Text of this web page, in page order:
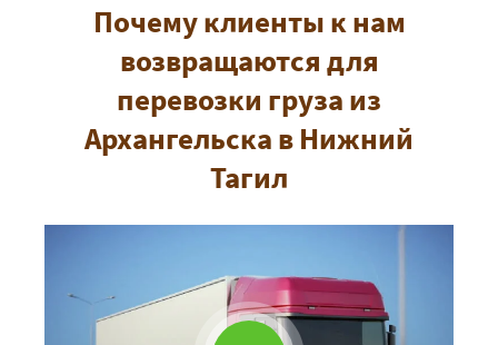
Почему клиенты к нам
возвращаются для
перевозки груза из
Архангельска в Нижний
Тагил